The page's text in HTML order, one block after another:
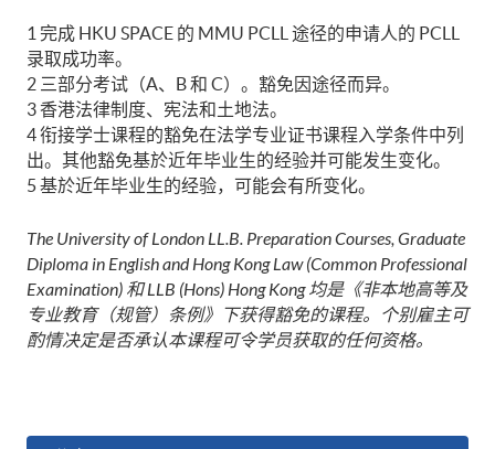
1 完成 HKU SPACE 的 MMU PCLL 途径的申请人的 PCLL
录取成功率。
2 三部分考试（A、B 和 C）。豁免因途径而异。
3 香港法律制度、宪法和土地法。
4 衔接学士课程的豁免在法学专业证书课程入学条件中列
出。其他豁免基於近年毕业生的经验并可能发生变化。
5 基於近年毕业生的经验，可能会有所变化。
The University of London LL.B. Preparation Courses, Graduate
Diploma in English and Hong Kong Law (Common Professional
Examination) 和LLB (Hons) Hong Kong均是《非本地高等及
专业教育（规管）条例》下获得豁免的课程。
个别雇主可
酌情决定是否承认本课程可令学员获取的任何资格。